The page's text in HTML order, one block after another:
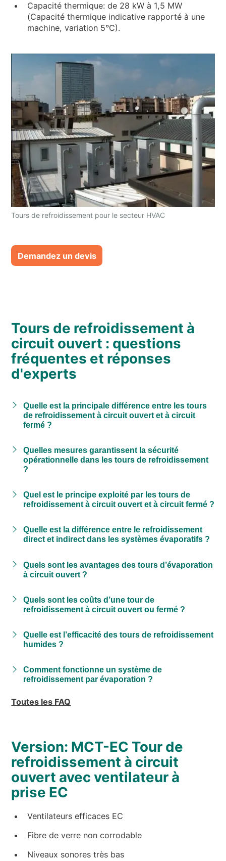
Capacité thermique: de 28 kW à 1,5 MW
(Capacité thermique indicative rapporté à une
machine, variation 5°C).
Tours de refroidissement pour le secteur HVAC
Demandez un devis
Tours de refroidissement à
circuit ouvert : questions
fréquentes et réponses
d'experts
Quelle est la principale différence entre les tours
de refroidissement à circuit ouvert et à circuit
fermé ?
Quelles mesures garantissent la sécurité
opérationnelle dans les tours de refroidissement
?
Quel est le principe exploité par les tours de
refroidissement à circuit ouvert et à circuit fermé ?
Quelle est la différence entre le refroidissement
direct et indirect dans les systèmes évaporatifs ?
Quels sont les avantages des tours d’évaporation
à circuit ouvert ?
Quels sont les coûts d’une tour de
refroidissement à circuit ouvert ou fermé ?
Quelle est l’efficacité des tours de refroidissement
humides ?
Comment fonctionne un système de
refroidissement par évaporation ?
Toutes les FAQ
Version: MCT-EC Tour de
refroidissement à circuit
ouvert avec ventilateur à
prise EC
Ventilateurs efficaces EC
Fibre de verre non corrodable
Niveaux sonores très bas